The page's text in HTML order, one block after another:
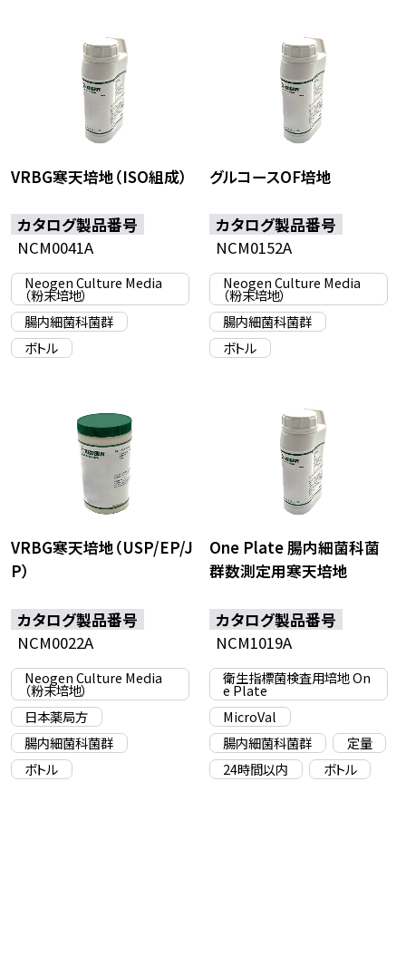
VRBG寒天培地（ISO組成）
カタログ製品番号
NCM0041A
Neogen Culture Media
（粉末培地）
腸内細菌科菌群
ボトル
グルコースOF培地
カタログ製品番号
NCM0152A
Neogen Culture Media
（粉末培地）
腸内細菌科菌群
ボトル
VRBG寒天培地（USP/EP/J
P）
カタログ製品番号
NCM0022A
Neogen Culture Media
（粉末培地）
日本薬局方
腸内細菌科菌群
ボトル
One Plate 腸内細菌科菌
群数測定用寒天培地
カタログ製品番号
NCM1019A
衛生指標菌検査用培地 On
e Plate
MicroVal
腸内細菌科菌群
定量
24時間以内
ボトル